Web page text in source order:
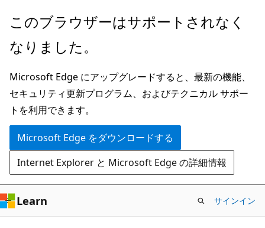
メ
ン
ン
テ
ン
ツ
に
ス
キ
ッ
プ
このブラウザーはサポートされなく
なりました。
Microsoft Edge にアップグレードすると、最新の機能、
セキュリティ更新プログラム、およびテクニカル サポー
トを利用できます。
Microsoft Edge をダウンロードする
Internet Explorer と Microsoft Edge の詳細情報
Learn サインイン